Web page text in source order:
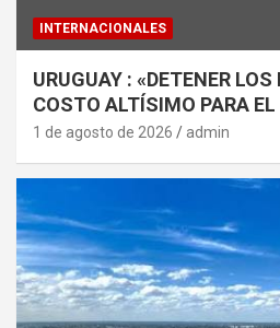
INTERNACIONALES
URUGUAY : «DETENER
COSTO ALTÍSIMO PARA EL
1 de agosto de 2026 admin